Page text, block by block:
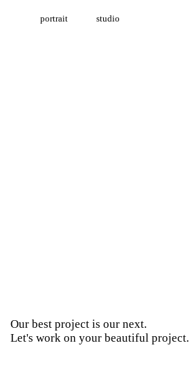
portrait studio
Our best project is our next.
Let's work on your beautiful project.